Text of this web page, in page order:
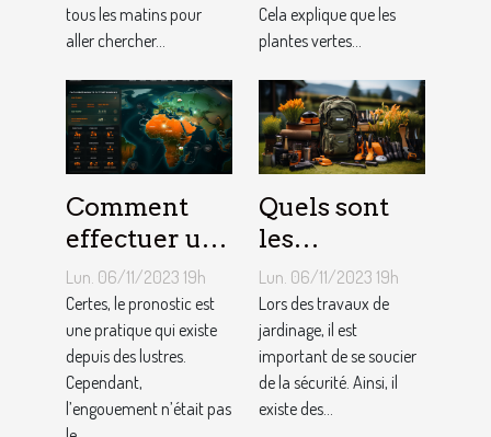
tous les matins pour
aller chercher...
Cela explique que les
plantes vertes...
Comment
effectuer un
pronostic en
ligne ?
Lun. 06/11/2023 19h
Certes, le pronostic est
une pratique qui existe
depuis des lustres.
Cependant,
l’engouement n’était pas
Quels sont
les
équipements
pour le
jardinage ?
Lun. 06/11/2023 19h
Lors des travaux de
jardinage, il est
important de se soucier
de la sécurité. Ainsi, il
existe des...